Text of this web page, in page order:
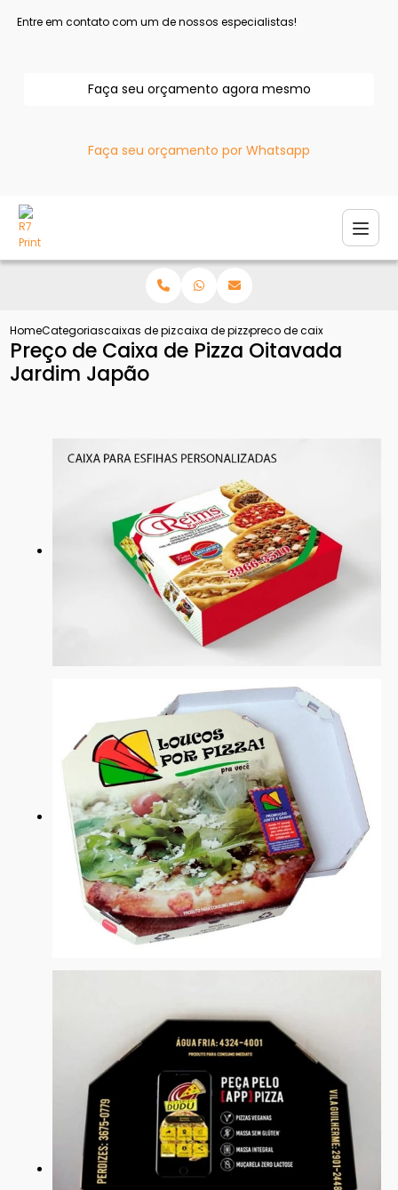
Entre em contato com um de nossos especialistas!
Faça seu orçamento agora mesmo
Faça seu orçamento por Whatsapp
HomeCategoriascaixas de pizzacaixa de pizza oitavadapreco de caixa de pizza
Preço de Caixa de Pizza Oitavada
Jardim Japão